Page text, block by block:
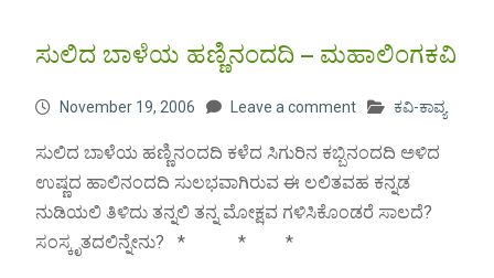
ಸುಲಿದ ಬಾಳೆಯ ಹಣ್ಣಿನಂದದಿ – ಮಹಾಲಿಂಗಕವಿ
November 19, 2006 Leave a comment ಕವಿ-ಕಾವ್ಯ
ಸುಲಿದ ಬಾಳೆಯ ಹಣ್ಣಿನಂದದಿ ಕಳೆದ ಸಿಗುರಿನ ಕಬ್ಬಿನಂದದಿ ಅಳಿದ
ಉಷ್ಣದ ಹಾಲಿನಂದದಿ ಸುಲಭವಾಗಿರುವ ಈ ಲಲಿತವಹ ಕನ್ನಡ
ನುಡಿಯಲಿ ತಿಳಿದು ತನ್ನಲಿ ತನ್ನ ಮೋಕ್ಷವ ಗಳಿಸಿಕೊಂಡರೆ ಸಾಲದೆ?
ಸಂಸ್ಕೃತದಲಿನ್ನೇನು? * * *